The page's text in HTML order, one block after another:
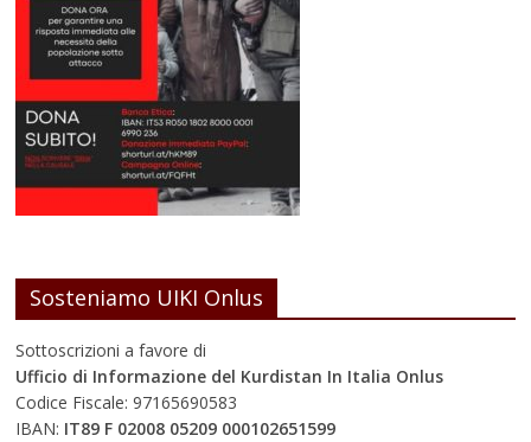
Sosteniamo UIKI Onlus
Sottoscrizioni a favore di
Ufficio di Informazione del Kurdistan In Italia Onlus
Codice Fiscale: 97165690583
IBAN: IT89 F 02008 05209 000102651599